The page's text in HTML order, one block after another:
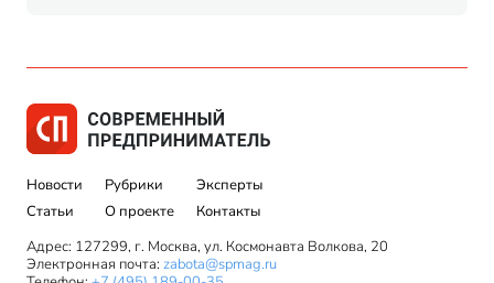
Новости
Статьи
Рубрики
О проекте
Эксперты
Контакты
Адрес: 127299, г. Москва, ул. Космонавта Волкова, 20
Электронная почта: zabota@spmag.ru